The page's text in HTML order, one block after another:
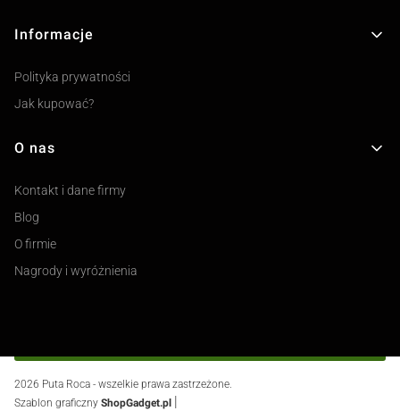
Informacje
Polityka prywatności
Jak kupować?
O nas
Kontakt i dane firmy
Blog
O firmie
Nagrody i wyróżnienia
2026 Puta Roca - wszelkie prawa zastrzeżone.
Szablon graficzny ShopGadget.pl